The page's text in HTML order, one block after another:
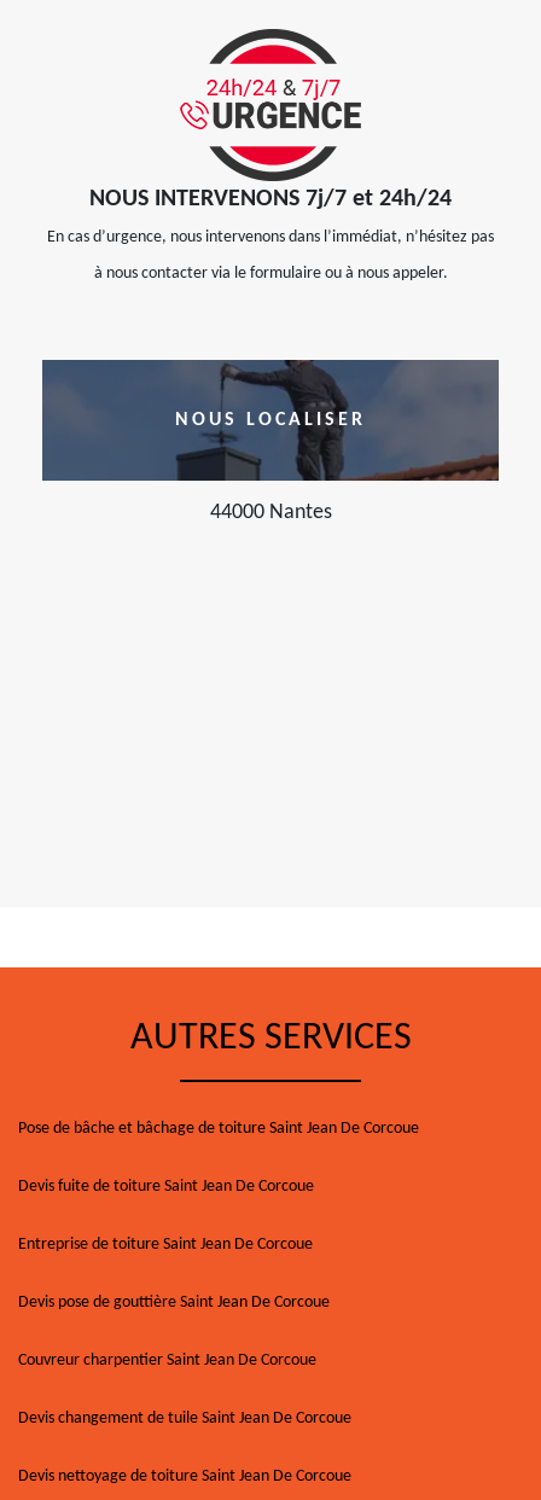
NOUS INTERVENONS 7j/7 et 24h/24
En cas d’urgence, nous intervenons dans l’immédiat, n’hésitez pas
à nous contacter via le formulaire ou à nous appeler.
NOUS LOCALISER
44000 Nantes
AUTRES SERVICES
Pose de bâche et bâchage de toiture Saint Jean De Corcoue
Devis fuite de toiture Saint Jean De Corcoue
Entreprise de toiture Saint Jean De Corcoue
Devis pose de gouttière Saint Jean De Corcoue
Couvreur charpentier Saint Jean De Corcoue
Devis changement de tuile Saint Jean De Corcoue
Devis nettoyage de toiture Saint Jean De Corcoue